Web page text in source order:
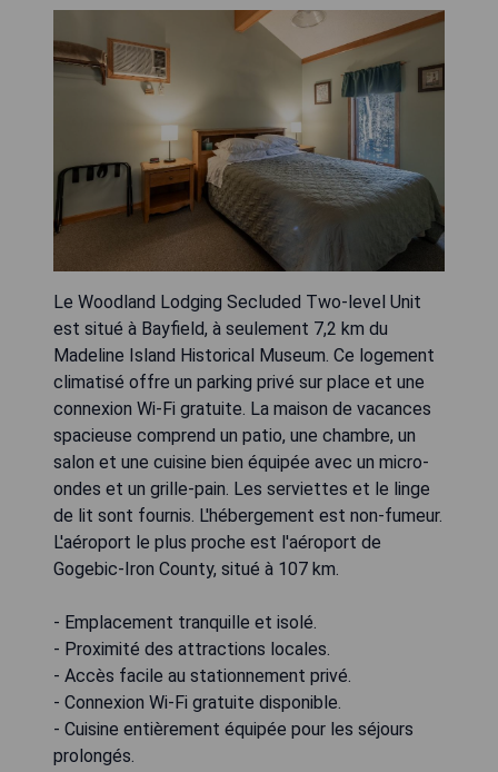
Le Woodland Lodging Secluded Two-level Unit
est situé à Bayfield, à seulement 7,2 km du
Madeline Island Historical Museum. Ce logement
climatisé offre un parking privé sur place et une
connexion Wi-Fi gratuite. La maison de vacances
spacieuse comprend un patio, une chambre, un
salon et une cuisine bien équipée avec un micro-
ondes et un grille-pain. Les serviettes et le linge
de lit sont fournis. L'hébergement est non-fumeur.
L'aéroport le plus proche est l'aéroport de
Gogebic-Iron County, situé à 107 km.
- Emplacement tranquille et isolé.
- Proximité des attractions locales.
- Accès facile au stationnement privé.
- Connexion Wi-Fi gratuite disponible.
- Cuisine entièrement équipée pour les séjours
prolongés.